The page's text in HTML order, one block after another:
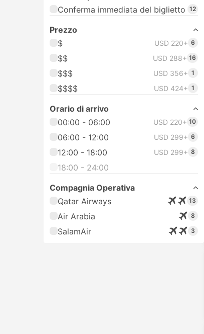
Conferma immediata del biglietto 12
Prezzo
$
USD 220+ 6
$$ USD 288+ 16
$$$ USD 356+ 1
$$$$ USD 424+ 1
Orario di arrivo
00:00 - 06:00
USD 220+ 10
06:00 - 12:00 USD 299+ 6
12:00 - 18:00 USD 299+ 8
18:00 - 24:00
Compagnia Operativa
Qatar Airways
13
Air Arabia 8
SalamAir 3